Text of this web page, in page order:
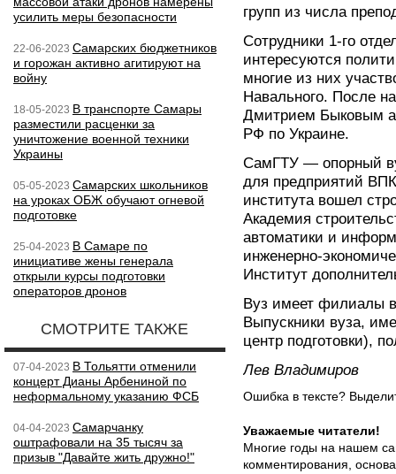
усилить меры безопасности
22-06-2023 Самарских бюджетников
и горожан активно агитируют на
войну
18-05-2023 В транспорте Самары
разместили расценки за
уничтожение военной техники
Украины
05-05-2023 Самарских школьников
на уроках ОБЖ обучают огневой
подготовке
25-04-2023 В Самаре по
инициативе жены генерала
открыли курсы подготовки
операторов дронов
СМОТРИТЕ ТАКЖЕ
07-04-2023 В Тольятти отменили
концерт Дианы Арбениной по
неформальному указанию ФСБ
04-04-2023 Самарчанку
оштрафовали на 35 тысяч за
призыв "Давайте жить дружно!"
групп из числа
Сотрудники 1-го
интересуются
многие из них
Навального. После
Дмитрием Быковым
РФ по Украине.
СамГТУ — опорный
для предприятий
института вошел
Академия
автоматики и
инженерно-
Институт
Вуз имеет филиалы
Выпускники вуза,
центр подготовки),
Лев Владимиров
Ошибка в тексте?
Уважаемые читатели!
Многие годы на нашем
комментирования,